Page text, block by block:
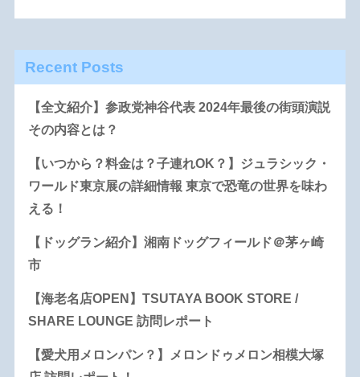
Recent Posts
【全文紹介】参政党神谷代表 2024年最後の街頭演説
その内容とは？
【いつから？料金は？子連れOK？】ジュラシック・
ワールド東京展の詳細情報 東京で恐竜の世界を味わ
える！
【ドッグラン紹介】湘南ドッグフィールド＠茅ヶ崎
市
【海老名店OPEN】TSUTAYA BOOK STORE /
SHARE LOUNGE 訪問レポート
【愛犬用メロンパン？】メロンドゥメロン相模大塚